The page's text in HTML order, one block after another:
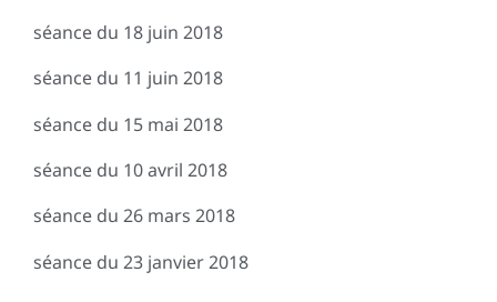
séance du 18 juin 2018
séance du 11 juin 2018
séance du 15 mai 2018
séance du 10 avril 2018
séance du 26 mars 2018
séance du 23 janvier 2018